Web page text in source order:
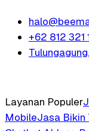
+62 812 321
Layanan Populer
MobileJasa Bikin